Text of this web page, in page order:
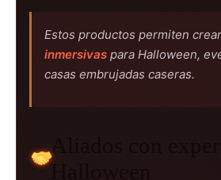
Estos productos permiten crear
inmersivas para Halloween,
casas embrujadas caseras.
Aliados con